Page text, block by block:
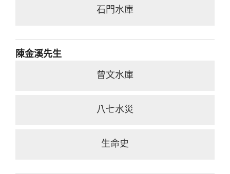
石門水庫
陳金溪先生
曾文水庫
八七水災
生命史